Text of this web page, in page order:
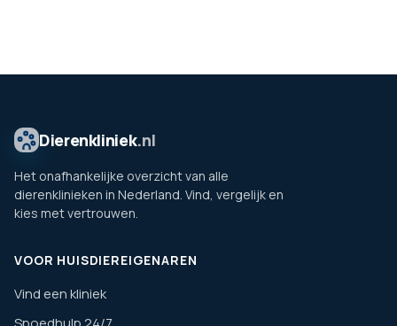
Dierenkliniek.nl
Het onafhankelijke overzicht van alle
dierenklinieken in Nederland. Vind, vergelijk en
kies met vertrouwen.
VOOR HUISDIEREIGENAREN
Vind een kliniek